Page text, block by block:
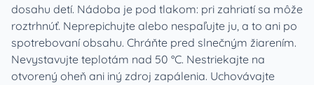
dosahu detí. Nádoba je pod tlakom: pri zahriatí sa môže
roztrhnúť. Neprepichujte alebo nespaľujte ju, a to ani po
spotrebovaní obsahu. Chráňte pred slnečným žiarením.
Nevystavujte teplotám nad 50 °C. Nestriekajte na
otvorený oheň ani iný zdroj zapálenia. Uchovávajte